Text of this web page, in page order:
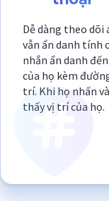
Dễ dàng theo
vẫn ẩn danh tính
nhắn ẩn danh
của họ kèm
trí. Khi họ nhấn
thấy vị trí của họ.